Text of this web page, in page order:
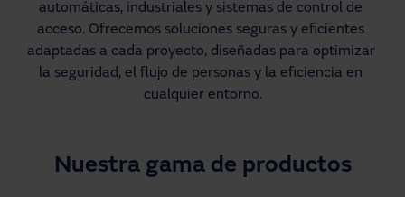
Blog
Sobre nosotros
¿Necesitas asistencia?
automáticas, industriales y sistemas de control de
acceso. Ofrecemos soluciones seguras y eficientes
adaptadas a cada proyecto, diseñadas para optimizar
la seguridad, el flujo de personas y la eficiencia en
cualquier entorno.
Nuestra gama de productos